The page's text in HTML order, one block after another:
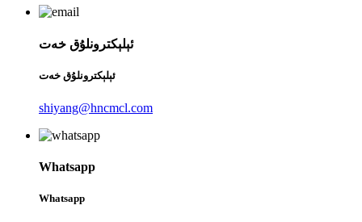
ئېلېكترونلۇق خەت
ئېلېكترونلۇق خەت
shiyang@hncmcl.com
Whatsapp
Whatsapp